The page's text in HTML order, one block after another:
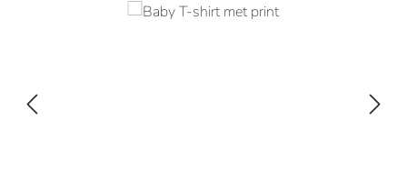
Afbeeldingengalerij overslaan